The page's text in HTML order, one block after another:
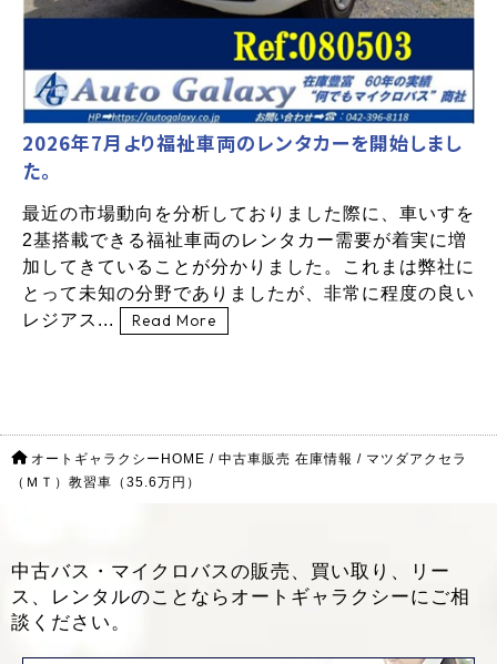
2026年7月より福祉車両のレンタカーを開始しまし
た。
最近の市場動向を分析しておりました際に、車いすを
2基搭載できる福祉車両のレンタカー需要が着実に増
加してきていることが分かりました。これまは弊社に
とって未知の分野でありましたが、非常に程度の良い
レジアス...
Read More
オートギャラクシーHOME / 中古車販売 在庫情報 / マツダアクセラ
（ＭＴ）教習車（35.6万円）
中古バス・マイクロバスの販売、買い取り、リー
ス、レンタルのことなら オートギャラクシーにご相
談ください。